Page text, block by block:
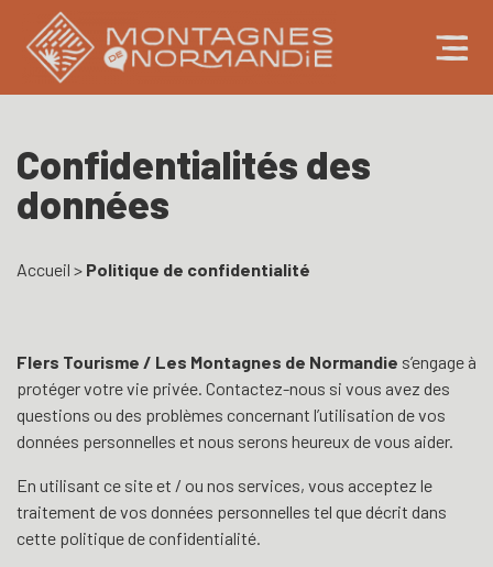
Confidentialités des
données
Accueil > Politique de confidentialité
Flers Tourisme / Les Montagnes de Normandie s’engage à
protéger votre vie privée. Contactez-nous si vous avez des
questions ou des problèmes concernant l’utilisation de vos
données personnelles et nous serons heureux de vous aider.
En utilisant ce site et / ou nos services, vous acceptez le
traitement de vos données personnelles tel que décrit dans
cette politique de confidentialité.